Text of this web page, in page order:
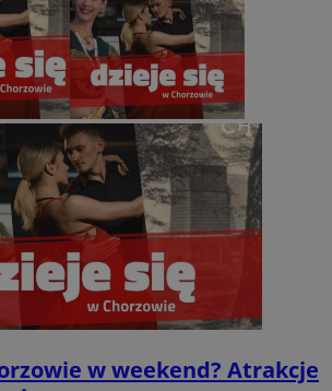
w weekend? Atrakcje